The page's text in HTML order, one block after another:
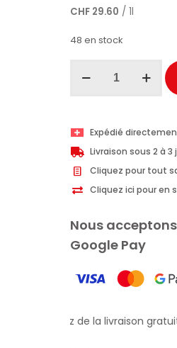
CHF 29.60 / 1l
48 en stock
vernis
pour
tableau
de
Diamantplast
Satin
500ml
Expédié
Livraison sous 2 à
Cliquez pour tout
Cliquez ici pour en
Nous
Google Pay
Profitez de la livraison